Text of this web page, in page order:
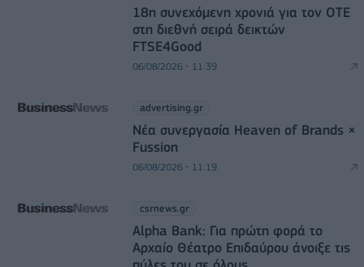
18η συνεχόμενη χρονιά για τον ΟΤΕ
στη διεθνή σειρά δεικτών
FTSE4Good
06/08/2026 - 11:39
advertising.gr
Νέα συνεργασία Heaven of Brands ×
Fussion
06/08/2026 - 11:19
csrnews.gr
Alpha Bank: Για πρώτη φορά το
Αρχαίο Θέατρο Επιδαύρου άνοιξε τις